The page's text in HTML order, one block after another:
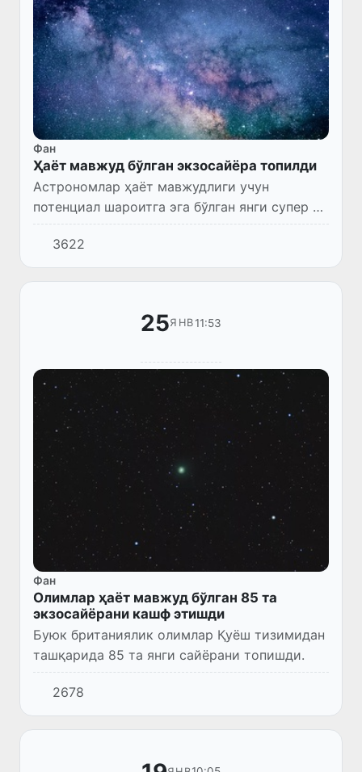
Фан
Ҳаёт мавжуд бўлган экзосайёра топилди
Астрономлар ҳаёт мавжудлиги учун
потенциал шароитга эга бўлган янги супер Ер
типидаги экзосайёрани кашф этишди.
3622
25ЯНВ11:53
Фан
Олимлар ҳаёт мавжуд бўлган 85 та
экзосайёрани кашф этишди
Буюк британиялик олимлар Қуёш тизимидан
ташқарида 85 та янги сайёрани топишди.
2678